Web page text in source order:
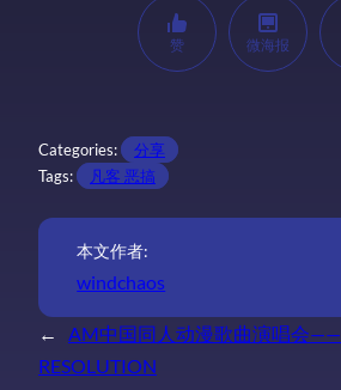
赞 微海报
Categories:
分享
Tags:
凡客 恶搞
本文作者:
windchaos
←
AM中国同人动漫歌曲演唱会——
RESOLUTION